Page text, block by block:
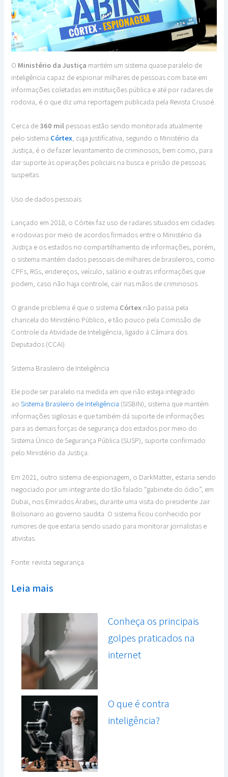
O Ministério da Justiça mantém um sistema quase paralelo de
inteligência capaz de espionar milhares de pessoas com base em
informações coletadas em instituições pública e até por radares de
rodovia, é o que diz uma reportagem publicada pela Revista Crusoé.
Cerca de360 mil pessoas estão sendo monitorada atualmente
pelo sistema Córtex, cuja justificativa, segundo o Ministério da
Justiça, é o de fazer levantamento de criminosos, bem como, para
dar suporte às operações policiais na busca e prisão de pessoas
suspeitas.
Uso de dados pessoais
Lançado em 2018, o Córtex faz uso de radares situados em cidades
e rodovias por meio de acordos firmados entre o Ministério da
Justiça e os estados no compartilhamento de informações, porém,
o sistema mantém dados pessoais de milhares de brasileiros, como
CPFs, RGs, endereços, veículo, salário e outras informações que
podem, caso não haja controle, cair nas mãos de criminosos.
O grande problema é que o sistema Córtex não passa pela
chancela do Ministério Público, e tão pouco pela Comissão de
Controle da Atividade de Inteligência, ligado à Câmara dos
Deputados (CCAI).
Sistema Brasileiro de Inteligência
Ele pode ser paralelo na medida em que não esteja integrado
aoSistema Brasileiro de Inteligência (SISBIN), sistema que mantém
informações sigilosas e que também dá suporte de informações
para as demais forças de segurança dos estados por meio do
Sistema Único de Segurança Pública (SUSP), suporte confirmado
pelo Ministério da Justiça.
Em 2021, outro sistema de espionagem, o DarkMatter, estaria sendo
negociado por um integrante do tão falado “gabinete do ódio”, em
Dubai, nos Emirados Árabes, durante uma visita do presidente Jair
Bolsonaro ao governo saudita. O sistema ficou conhecido por
rumores de que estaria sendo usado para monitorar jornalistas e
ativistas.
Fonte: revista segurança
Leia mais
Conheça os principais
golpes praticados na
internet
O que é contra
inteligência?